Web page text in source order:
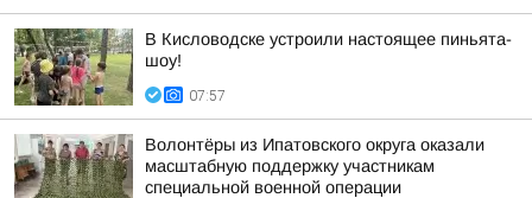
В Кисловодске устроили настоящее пиньята-
шоу!
07:57
Волонтёры из Ипатовского округа оказали
масштабную поддержку участникам
специальной военной операции